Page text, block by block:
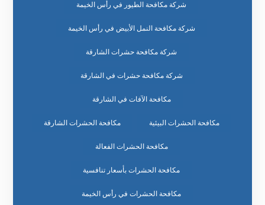
شركة مكافحة الطيور في رأس الخيمة
شركة مكافحة النمل الأبيض في رأس الخيمة
شركة مكافحة حشرات الشارقة
شركة مكافحة حشرات في الشارقة
مكافحة الآفات في الشارقة
مكافحة الحشرات البيئية مكافحة الحشرات الشارقة
مكافحة الحشرات الفعالة
مكافحة الحشرات بأسعار تنافسية
مكافحة الحشرات في رأس الخيمة